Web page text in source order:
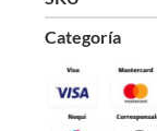
Categoría